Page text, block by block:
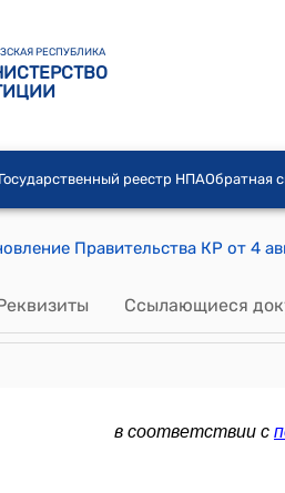
РЕСПУБЛИКА
Государственный реестр НПАОбратная
Ссылающиеся